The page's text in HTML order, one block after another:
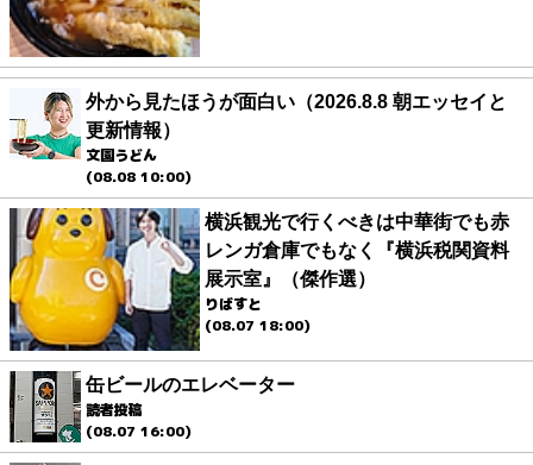
外から見たほうが面白い（2026.8.8 朝エッセイと
更新情報）
文園うどん
(08.08 10:00)
横浜観光で行くべきは中華街でも赤
レンガ倉庫でもなく『横浜税関資料
展示室』（傑作選）
りばすと
(08.07 18:00)
缶ビールのエレベーター
読者投稿
(08.07 16:00)